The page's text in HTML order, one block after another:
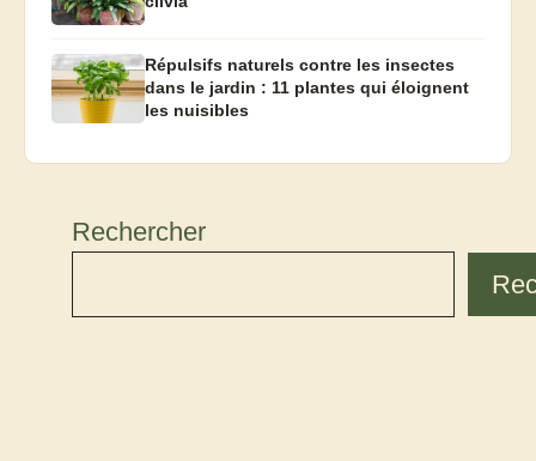
Répulsifs naturels contre les insectes
dans le jardin : 11 plantes qui éloignent
les nuisibles
Rechercher